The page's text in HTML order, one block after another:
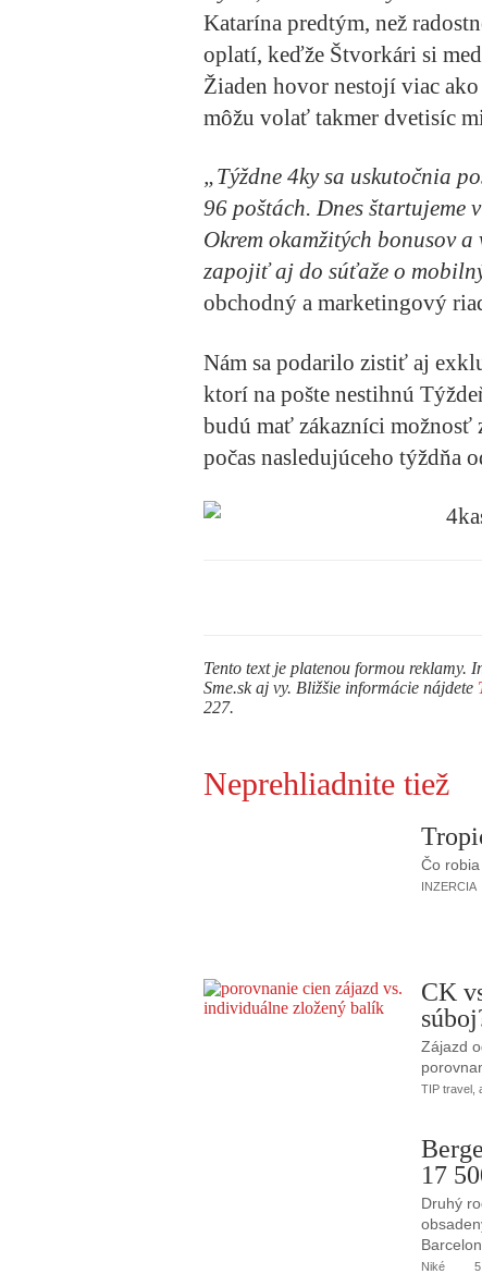
Katarína predtým, než
oplatí, keďže Štvorkári si
Žiaden hovor nestojí viac
môžu volať takmer dvetisíc
„Týždne 4ky sa uskutočnia
96 poštách. Dnes štartujeme
Okrem okamžitých bonusov a
zapojiť aj do súťaže o
obchodný a marketingový
Nám sa podarilo zistiť aj
ktorí na pošte nestihnú
budú mať zákazníci
počas nasledujúceho týždňa
Tento text je platenou formou reklamy.
Sme.sk aj vy. Bližšie informácie nájdete
227.
Neprehliadnite tiež
Čo
INZERCIA
CK
Zájazd
TIP travel,
17
Druhý
Niké